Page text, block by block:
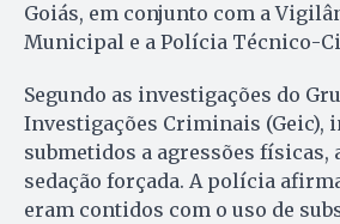
Goiás, em conjunto com a
Municipal e a Polícia Técnico-
Segundo as investigações do
Investigações Criminais (Geic),
submetidos a agressões físicas,
sedação forçada. A polícia
eram contidos com o uso de